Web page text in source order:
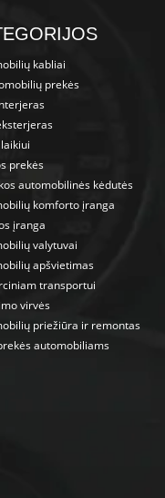
kabliai
prekės
prekės
automobilinės kėdutės
komforto įranga
įranga
valytuvai
apšvietimas
transportui
virvės
priežiūra ir remontas
automobiliams